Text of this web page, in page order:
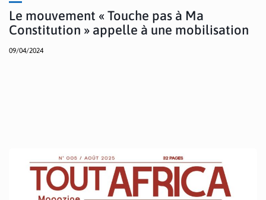
Le mouvement « Touche pas à Ma
Constitution » appelle à une mobilisation
09/04/2024